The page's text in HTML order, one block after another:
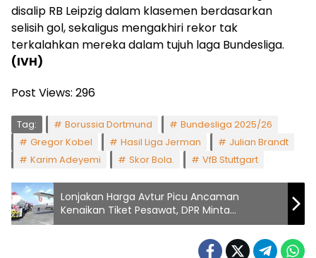
disalip RB Leipzig dalam klasemen berdasarkan
selisih gol, sekaligus mengakhiri rekor tak
terkalahkan mereka dalam tujuh laga Bundesliga.
(IVH)
Post Views: 296
Tag: Borussia Dortmund
Bundesliga 2025/26
Gregor Kobel
Hasil Liga Jerman
Julian Brandt
Karim Adeyemi
Skor Bola. VfB Stuttgart
Lonjakan Harga Avtur Picu Ancaman
Kenaikan Tiket Pesawat, DPR Minta
Pemerintah Bertindak